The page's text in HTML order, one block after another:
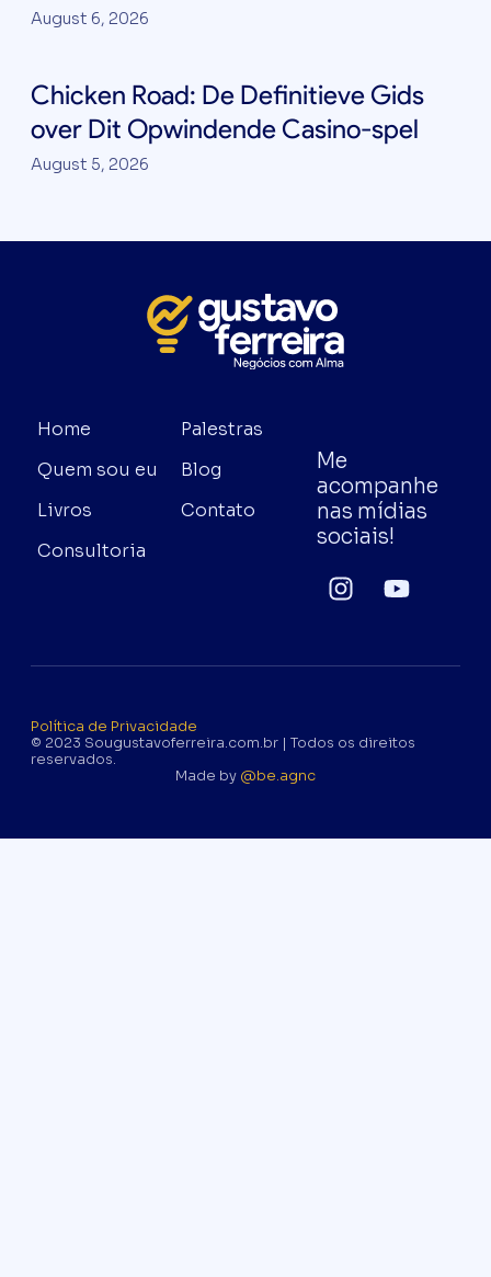
August 6, 2026
Chicken Road: De Definitieve Gids
over Dit Opwindende Casino-spel
August 5, 2026
Home
Quem sou eu
Livros
Consultoria
Palestras
Blog
Contato
Me
acompanhe
nas mídias
sociais!
Política de Privacidade
© 2023 Sougustavoferreira.com.br | Todos os direitos
reservados.
Made by @be.agnc